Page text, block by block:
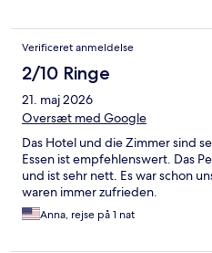
Verificeret anmeldelse
2/10 Ringe
21. maj 2026
Oversæt med Google
Das Hotel und die Zimmer sind
Essen ist empfehlenswert. Das
und ist sehr nett. Es war schon
waren immer zufrieden.
Anna, rejse på 1 nat